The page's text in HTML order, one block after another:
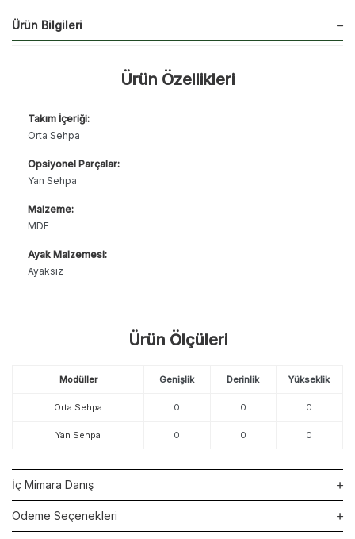
Ürün Bilgileri
Ürün Özellikleri
Takım İçeriği:
Orta Sehpa
Opsiyonel Parçalar:
Yan Sehpa
Malzeme:
MDF
Ayak Malzemesi:
Ayaksız
Ürün Ölçüleri
Modüller Genişlik Derinlik Yükseklik
Orta Sehpa 0 0 0
Yan Sehpa 0 0 0
İç Mimara Danış
Ödeme Seçenekleri